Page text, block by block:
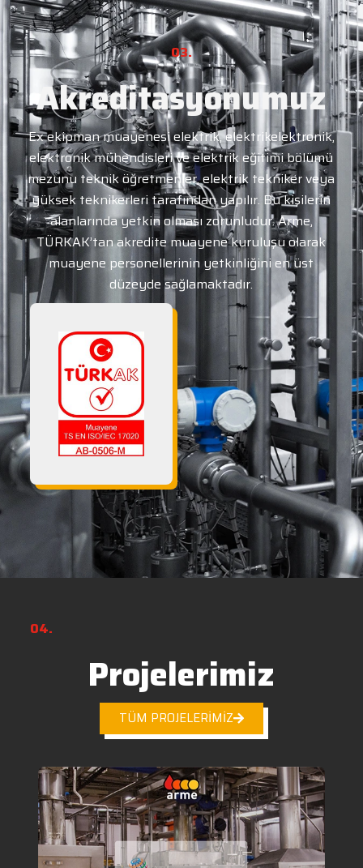
03.
Akreditasyonumuz
Ex ekipman muayenesi elektrik, elektrikelektronik,
elektronik mühendisleri ve elektrik eğitimi bölümü
mezunu teknik öğretmenler, elektrik tekniker veya
yüksek teknikerleri tarafından yapılır. Bu kişilerin
alanlarında yetkin olması zorunludur. Arme,
TÜRKAK’tan akredite muayene kuruluşu olarak
muayene personellerinin yetkinliğini en üst
düzeyde sağlamaktadır.
04.
Projelerimiz
TÜM PROJELERİMİZ